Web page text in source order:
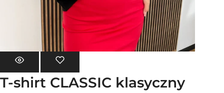
T-shirt CLASSIC klasyczny